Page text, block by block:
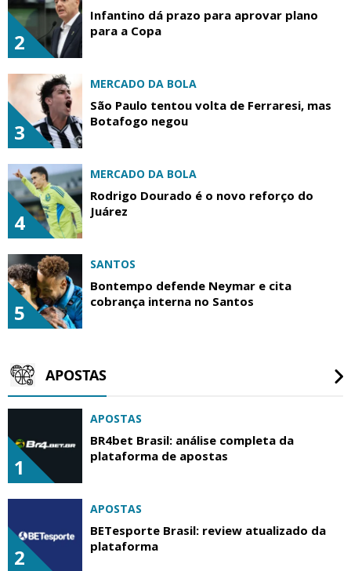
2
Infantino dá prazo para aprovar plano
para a Copa
3
MERCADO DA BOLA
São Paulo tentou volta de Ferraresi, mas
Botafogo negou
4
MERCADO DA BOLA
Rodrigo Dourado é o novo reforço do
Juárez
5
SANTOS
Bontempo defende Neymar e cita
cobrança interna no Santos
APOSTAS
1
APOSTAS
BR4bet Brasil: análise completa da
plataforma de apostas
2
APOSTAS
BETesporte Brasil: review atualizado da
plataforma